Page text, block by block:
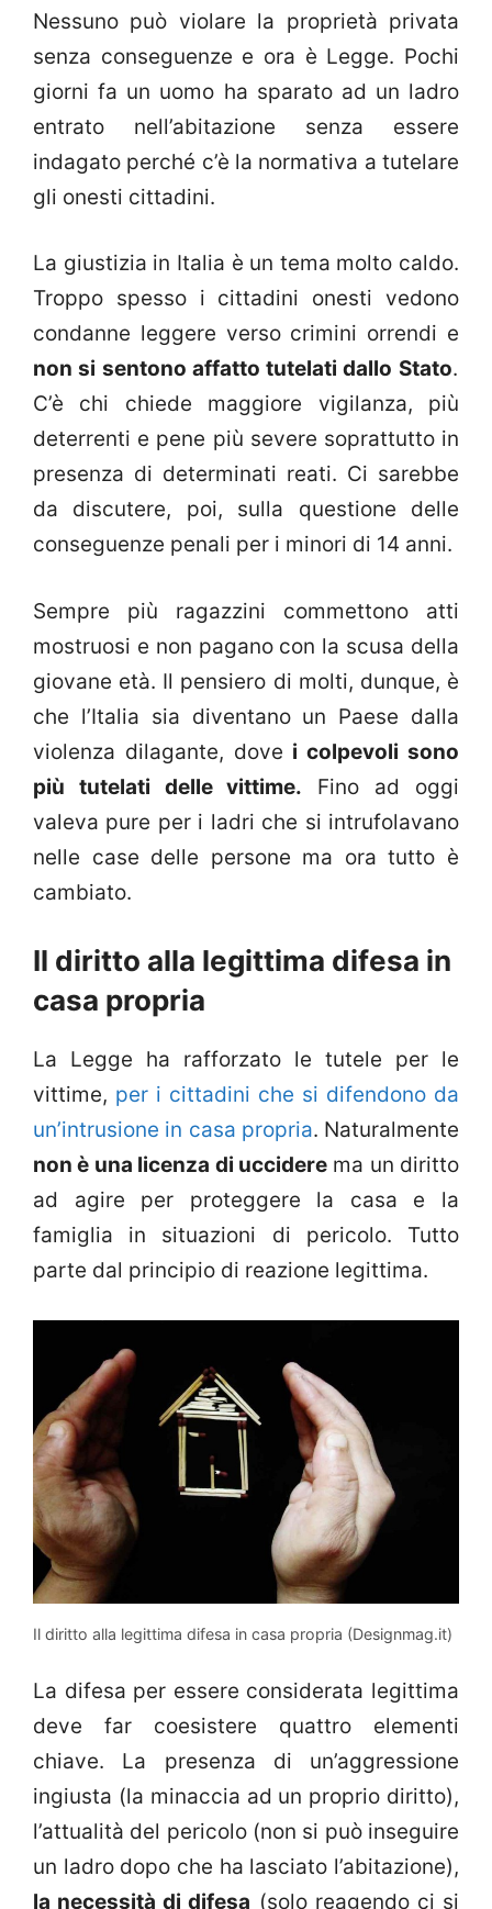
Nessuno può violare la proprietà privata
senza conseguenze e ora è Legge. Pochi
giorni fa un uomo ha sparato ad un ladro
entrato nell’abitazione senza essere
indagato perché c’è la normativa a tutelare
gli onesti cittadini.
La giustizia in Italia è un tema molto caldo.
Troppo spesso i cittadini onesti vedono
condanne leggere verso crimini orrendi e
non si sentono affatto tutelati dallo Stato.
C’è chi chiede maggiore vigilanza, più
deterrenti e pene più severe soprattutto in
presenza di determinati reati. Ci sarebbe
da discutere, poi, sulla questione delle
conseguenze penali per i minori di 14 anni.
Sempre più ragazzini commettono atti
mostruosi e non pagano con la scusa della
giovane età. Il pensiero di molti, dunque, è
che l’Italia sia diventano un Paese dalla
violenza dilagante, dove i colpevoli sono
più tutelati delle vittime. Fino ad oggi
valeva pure per i ladri che si intrufolavano
nelle case delle persone ma ora tutto è
cambiato.
Il diritto alla legittima difesa in
casa propria
La Legge ha rafforzato le tutele per le
vittime, per i cittadini che si difendono da
un’intrusione in casa propria. Naturalmente
non è una licenza di ucciderema un diritto
ad agire per proteggere la casa e la
famiglia in situazioni di pericolo. Tutto
parte dal principio di reazione legittima.
Il diritto alla legittima difesa in casa propria (Designmag.it)
La difesa per essere considerata legittima
deve far coesistere quattro elementi
chiave. La presenza di un’aggressione
ingiusta (la minaccia ad un proprio diritto),
l’attualità del pericolo (non si può inseguire
un ladro dopo che ha lasciato l’abitazione),
la necessità di difesa (solo reagendo ci si